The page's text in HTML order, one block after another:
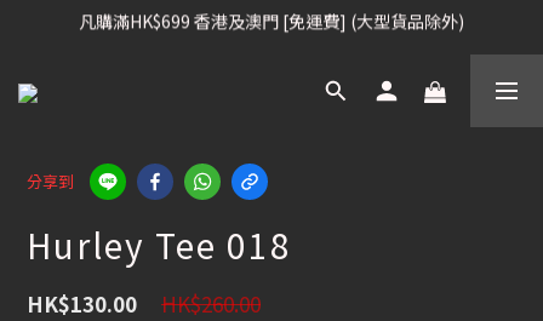
凡購滿HK$699 香港及澳門 [免運費] (大型貨品除外)
凡購滿HK$699 香港及澳門 [免運費] (大型貨品除外)
凡購滿HK$699 香港及澳門 [免運費] (大型貨品除外)
分享到
Hurley Tee 018
HK$260.00
HK$130.00